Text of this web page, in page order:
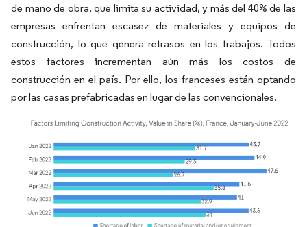
de mano de obra, que limita su actividad, y más del 40% de las
empresas enfrentan escasez de materiales y equipos de
construcción, lo que genera retrasos en los trabajos. Todos
estos factores incrementan aún más los costos de
construcción en el país. Por ello, los franceses están optando
por las casas prefabricadas en lugar de las convencionales.